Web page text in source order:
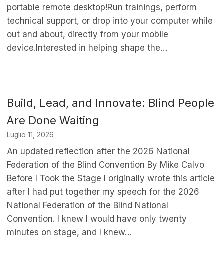
portable remote desktop!Run trainings, perform
technical support, or drop into your computer while
out and about, directly from your mobile
device.Interested in helping shape the…
Build, Lead, and Innovate: Blind People
Are Done Waiting
Luglio 11, 2026
An updated reflection after the 2026 National
Federation of the Blind Convention By Mike Calvo
Before I Took the Stage I originally wrote this article
after I had put together my speech for the 2026
National Federation of the Blind National
Convention. I knew I would have only twenty
minutes on stage, and I knew…